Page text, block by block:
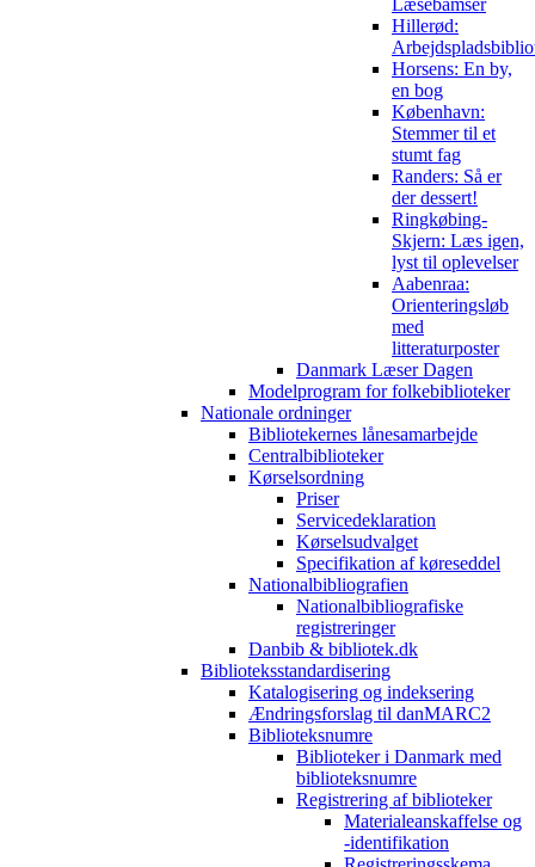
Læsebamser
Hillerød:
Horsens: En by,
en bog
København:
Stemmer til et
stumt fag
Randers: Så er
der dessert!
Ringkøbing-
Skjern: Læs igen,
lyst til oplevelser
Aabenraa:
Orienteringsløb
med
litteraturposter
Danmark Læser Dagen
Modelprogram for folkebiblioteker
Nationale ordninger
Bibliotekernes lånesamarbejde
Centralbiblioteker
Kørselsordning
Priser
Servicedeklaration
Kørselsudvalget
Specifikation af køreseddel
Nationalbibliografien
Nationalbibliografiske
registreringer
Danbib & bibliotek.dk
Biblioteksstandardisering
Katalogisering og indeksering
Ændringsforslag til danMARC2
Biblioteksnumre
Biblioteker i Danmark med
biblioteksnumre
Registrering af biblioteker
Materialeanskaffelse og
-identifikation